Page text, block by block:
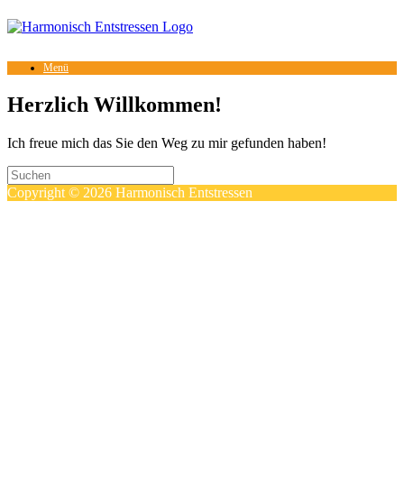
Menü
Herzlich Willkommen!
Ich freue mich das Sie den Weg zu mir gefunden haben!
Copyright © 2026 Harmonisch Entstressen